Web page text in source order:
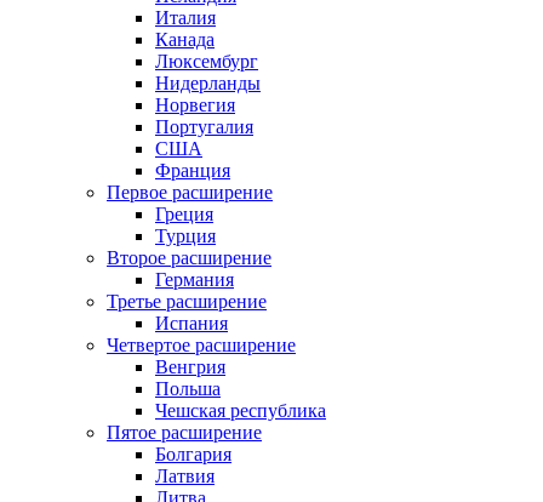
Италия
Канада
Люксембург
Нидерланды
Норвегия
Португалия
США
Франция
Первое расширение
Греция
Турция
Второе расширение
Германия
Третье расширение
Испания
Четвертое расширение
Венгрия
Польша
Чешская республика
Пятое расширение
Болгария
Латвия